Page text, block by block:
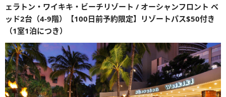
ェラトン・ワイキキ・ビーチリゾート / オーシャンフロント ベ
ッド2台（4-9階）【100日前予約限定】リゾートパス$50付き
（1室1泊につき）